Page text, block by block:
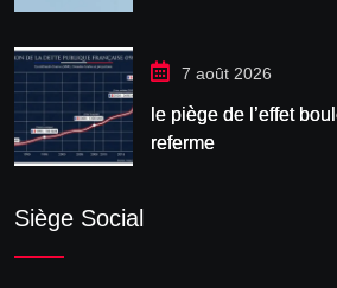
7 août 2026
le piège de l’effet
referme
Siège Social